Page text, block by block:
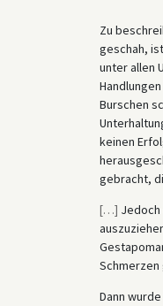
Zu
geschah,
unter allen
Burschen
keinen
gebracht,
[…]
Schmerzen
Dann